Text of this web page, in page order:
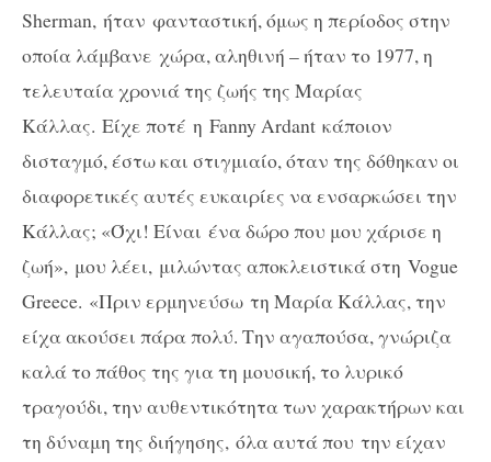
Sherman, ήταν φανταστική, όμως η περίοδος στην
οποία λάμβανε χώρα, αληθινή – ήταν το 1977, η
τελευταία χρονιά της ζωής της Μαρίας
Κάλλας. Είχε ποτέ η Fanny Ardant κάποιον
δισταγμό, έστω και στιγμιαίο, όταν της δόθηκαν οι
διαφορετικές αυτές ευκαιρίες να ενσαρκώσει την
Κάλλας; «Όχι! Είναι ένα δώρο που μου χάρισε η
ζωή», μου λέει, μιλώντας αποκλειστικά στη Vogue
Greece. «Πριν ερμηνεύσω τη Μαρία Κάλλας, την
είχα ακούσει πάρα πολύ. Την αγαπούσα, γνώριζα
καλά το πάθος της για τη μουσική, το λυρικό
τραγούδι, την αυθεντικότητα των χαρακτήρων και
τη δύναμη της διήγησης, όλα αυτά που την είχαν